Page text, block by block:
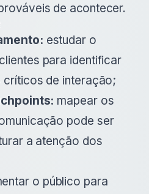
de acontecer.
estudar o
para identificar
de interação;
mapear os
pode ser
a atenção dos
o público para